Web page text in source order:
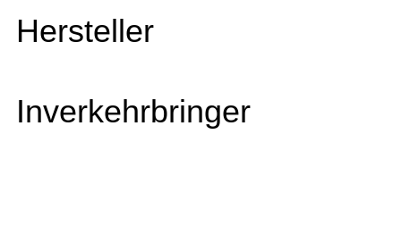
Hersteller
Inverkehrbringer